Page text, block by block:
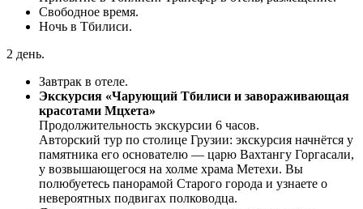
Свободное время.
Ночь в Тбилиси.
2 день.
Завтрак в отеле.
Экскурсия «Чарующий Тбилиси и завораживающая
красотами Мцхета»
Продолжительность экскурсии 6 часов.
Авторский тур по столице Грузии: экскурсия начнётся у
памятника его основателю — царю Вахтангу Горгасали,
у возвышающегося на холме храма Метехи. Вы
полюбуетесь панорамой Старого города и узнаете о
невероятных подвигах полководца.